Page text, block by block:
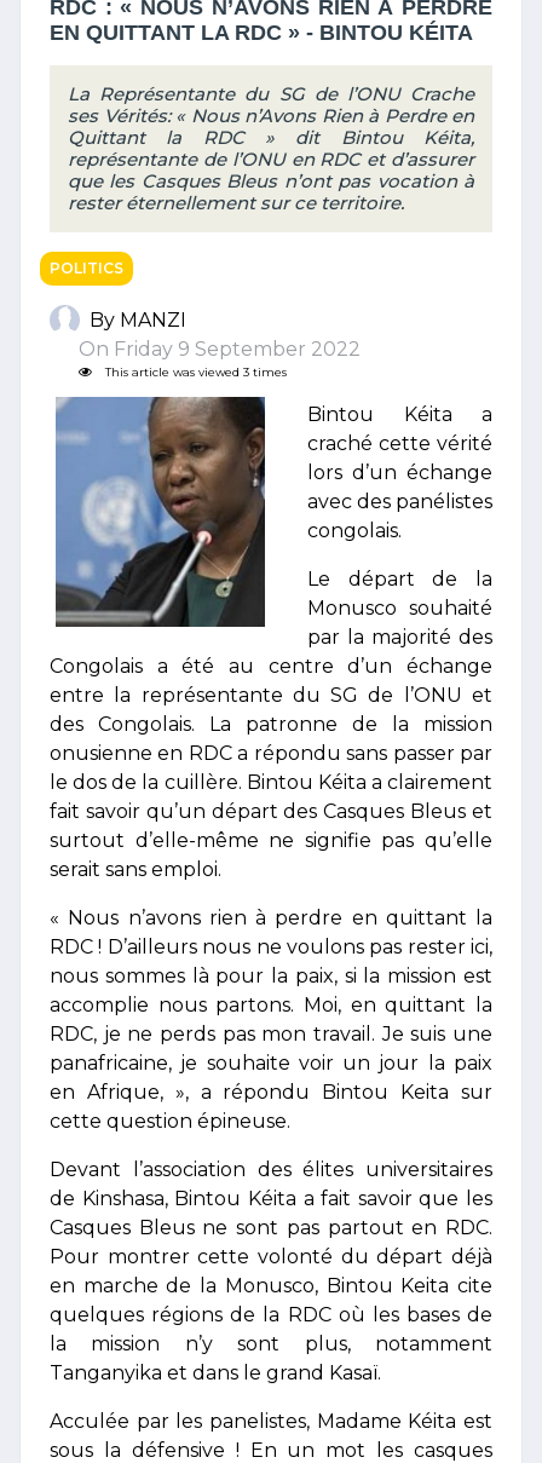
RDC : « NOUS N’AVONS RIEN À PERDRE
EN QUITTANT LA RDC » - BINTOU KÉITA
La Représentante du SG de l’ONU Crache
ses Vérités: « Nous n’Avons Rien à Perdre en
Quittant la RDC » dit Bintou Kéita,
représentante de l’ONU en RDC et d’assurer
que les Casques Bleus n’ont pas vocation à
rester éternellement sur ce territoire.
POLITICS
By MANZI
On Friday 9 September 2022
This article was viewed 3 times
Bintou Kéita a
craché cette vérité
lors d’un échange
avec des panélistes
congolais.
Le départ de la
Monusco souhaité
par la majorité des
Congolais a été au centre d’un échange
entre la représentante du SG de l’ONU et
des Congolais. La patronne de la mission
onusienne en RDC a répondu sans passer par
le dos de la cuillère. Bintou Kéita a clairement
fait savoir qu’un départ des Casques Bleus et
surtout d’elle-même ne signifie pas qu’elle
serait sans emploi.
« Nous n’avons rien à perdre en quittant la
RDC ! D’ailleurs nous ne voulons pas rester ici,
nous sommes là pour la paix, si la mission est
accomplie nous partons. Moi, en quittant la
RDC, je ne perds pas mon travail. Je suis une
panafricaine, je souhaite voir un jour la paix
en Afrique, », a répondu Bintou Keita sur
cette question épineuse.
Devant l’association des élites universitaires
de Kinshasa, Bintou Kéita a fait savoir que les
Casques Bleus ne sont pas partout en RDC.
Pour montrer cette volonté du départ déjà
en marche de la Monusco, Bintou Keita cite
quelques régions de la RDC où les bases de
la mission n’y sont plus, notamment
Tanganyika et dans le grand Kasaï.
Acculée par les panelistes, Madame Kéita est
sous la défensive ! En un mot les casques